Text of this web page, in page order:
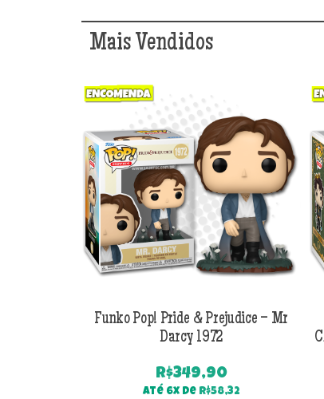
Mais Vendidos
Funko Pop! Pride & Prejudice – Mr
Darcy 1972
R$349,90
Até 6x de R$58,32